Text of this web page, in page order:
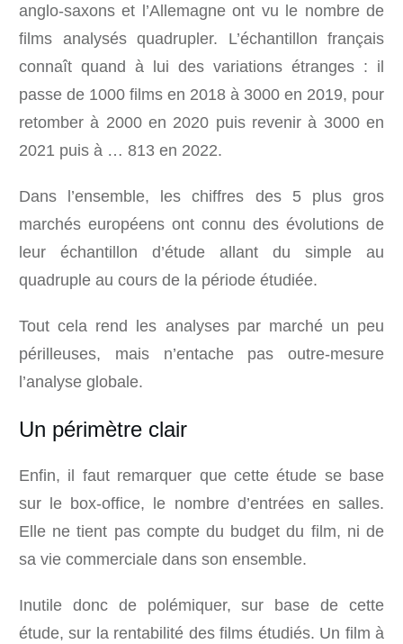
anglo-saxons et l’Allemagne ont vu le nombre de
films analysés quadrupler. L’échantillon français
connaît quand à lui des variations étranges : il
passe de 1000 films en 2018 à 3000 en 2019, pour
retomber à 2000 en 2020 puis revenir à 3000 en
2021 puis à … 813 en 2022.
Dans l’ensemble, les chiffres des 5 plus gros
marchés européens ont connu des évolutions de
leur échantillon d’étude allant du simple au
quadruple au cours de la période étudiée.
Tout cela rend les analyses par marché un peu
périlleuses, mais n’entache pas outre-mesure
l’analyse globale.
Un périmètre clair
Enfin, il faut remarquer que cette étude se base
sur le box-office, le nombre d’entrées en salles.
Elle ne tient pas compte du budget du film, ni de
sa vie commerciale dans son ensemble.
Inutile donc de polémiquer, sur base de cette
étude, sur la rentabilité des films étudiés. Un film à